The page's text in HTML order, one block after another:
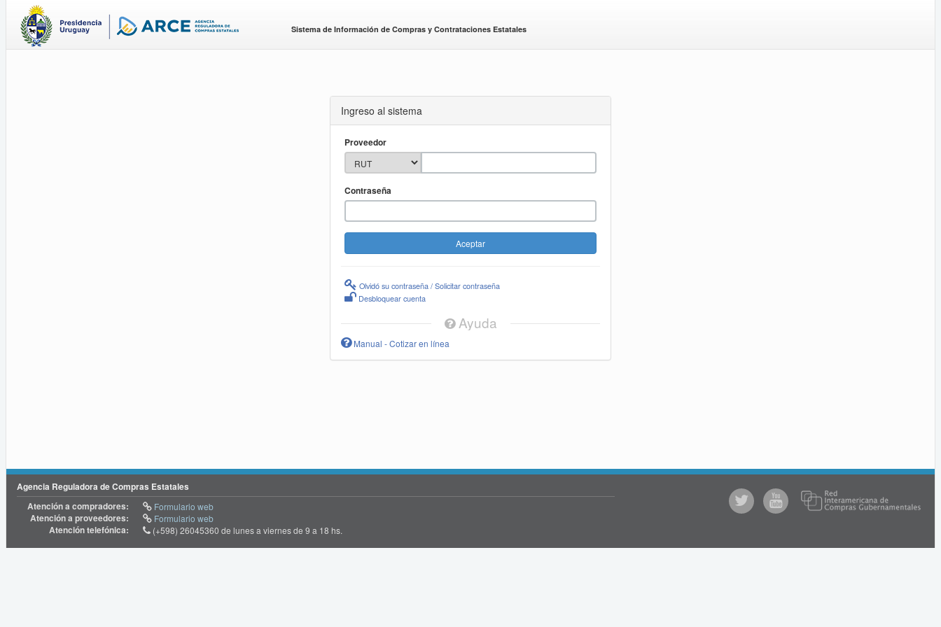
Sistema de Información de Compras y Contrataciones Estatales
Ingreso al sistema
Proveedor
Contraseña
Olvidó su contraseña / Solicitar contraseña
Desbloquear cuenta
Ayuda
Manual - Cotizar en línea
Agencia Reguladora de Compras Estatales
Atención a compradores:
Formulario web
Atención a proveedores: Formulario web
Atención telefónica: (+598) 26045360 de lunes a viernes de 9 a 18 hs.
@comprasgubuy
ACCE
Youtube